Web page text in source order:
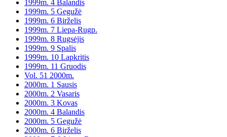
1999m. 4 Balandis
1999m. 5 Gegužė
1999m. 6 Birželis
1999m. 7 Liepa-Rugp.
1999m. 8 Rugsėjis
1999m. 9 Spalis
1999m. 10 Lapkritis
1999m. 11 Gruodis
Vol. 51 2000m.
2000m. 1 Sausis
2000m. 2 Vasaris
2000m. 3 Kovas
2000m. 4 Balandis
2000m. 5 Gegužė
2000m. 6 Birželis